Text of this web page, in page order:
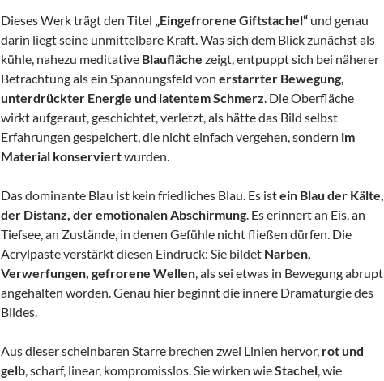
Dieses Werk trägt den Titel „Eingefrorene Giftstachel“ und genau
darin liegt seine unmittelbare Kraft. Was sich dem Blick zunächst als
kühle, nahezu meditative Blaufläche zeigt, entpuppt sich bei näherer
Betrachtung als ein Spannungsfeld von erstarrter Bewegung,
unterdrückter Energie und latentem Schmerz. Die Oberfläche
wirkt aufgeraut, geschichtet, verletzt, als hätte das Bild selbst
Erfahrungen gespeichert, die nicht einfach vergehen, sondern im
Material konserviertwurden.
Das dominante Blau ist kein friedliches Blau. Es istein Blau der Kälte,
der Distanz, der emotionalen Abschirmung. Es erinnert an Eis, an
Tiefsee, an Zustände, in denen Gefühle nicht fließen dürfen. Die
Acrylpaste verstärkt diesen Eindruck: Sie bildet Narben,
Verwerfungen, gefrorene Wellen, als sei etwas in Bewegung abrupt
angehalten worden. Genau hier beginnt die innere Dramaturgie des
Bildes.
Aus dieser scheinbaren Starre brechen zwei Linien hervor, rot und
gelb, scharf, linear, kompromisslos. Sie wirken wieStachel, wie